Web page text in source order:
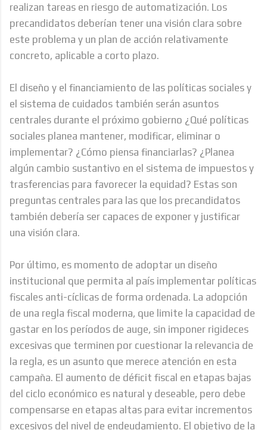
realizan tareas en riesgo de automatización. Los
precandidatos deberían tener una visión clara sobre
este problema y un plan de acción relativamente
concreto, aplicable a corto plazo.
El diseño y el financiamiento de las políticas sociales y
el sistema de cuidados también serán asuntos
centrales durante el próximo gobierno ¿Qué políticas
sociales planea mantener, modificar, eliminar o
implementar? ¿Cómo piensa financiarlas? ¿Planea
algún cambio sustantivo en el sistema de impuestos y
trasferencias para favorecer la equidad? Estas son
preguntas centrales para las que los precandidatos
también debería ser capaces de exponer y justificar
una visión clara.
Por último, es momento de adoptar un diseño
institucional que permita al país implementar políticas
fiscales anti-cíclicas de forma ordenada. La adopción
de una regla fiscal moderna, que limite la capacidad de
gastar en los períodos de auge, sin imponer rigideces
excesivas que terminen por cuestionar la relevancia de
la regla, es un asunto que merece atención en esta
campaña. El aumento de déficit fiscal en etapas bajas
del ciclo económico es natural y deseable, pero debe
compensarse en etapas altas para evitar incrementos
excesivos del nivel de endeudamiento. El objetivo de la